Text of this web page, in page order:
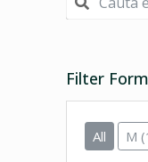
Filter Form
All M